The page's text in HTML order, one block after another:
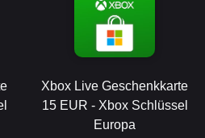
Xbox Live Geschenkkarte
15 EUR - Xbox Schlüssel
Europa